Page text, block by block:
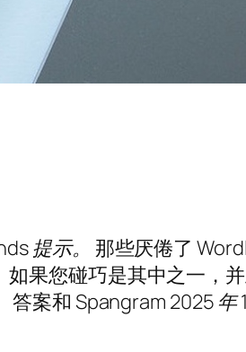
提示。 那些厌倦了
果您碰巧是其中之一，
答案和 Spangram 2025 年